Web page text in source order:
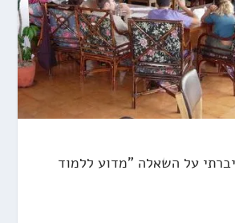
על השאלה "מדוע ללמוד